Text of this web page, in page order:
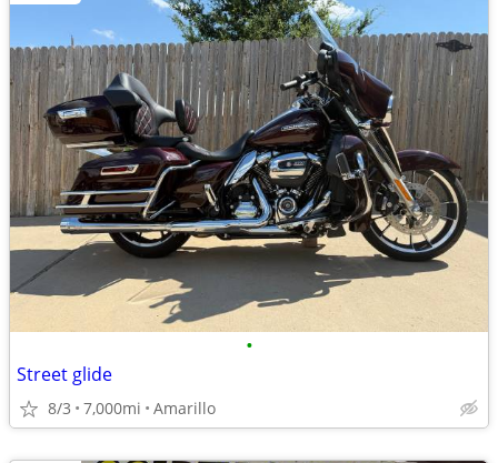
•
Street glide
8/3 7,000mi Amarillo